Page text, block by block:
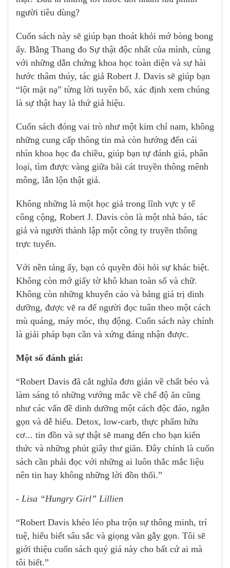
người tiêu dùng?
Cuốn sách này sẽ giúp bạn thoát khỏi mớ bòng bong
ấy. Bằng Thang đo Sự thật độc nhất của mình, cùng
với những dẫn chứng khoa học toàn diện và sự hài
hước thâm thúy, tác giả Robert J. Davis sẽ giúp bạn
“lột mặt nạ” từng lời tuyên bố, xác định xem chúng
là sự thật hay là thứ giả hiệu.
Cuốn sách đóng vai trò như một kim chỉ nam, không
những cung cấp thông tin mà còn hướng đến cái
nhìn khoa học đa chiều, giúp bạn tự đánh giá, phân
loại, tìm được vàng giữa bãi cát truyền thông mênh
mông, lẫn lộn thật giả.
Không những là một học giả trong lĩnh vực y tế
công cộng, Robert J. Davis còn là một nhà báo, tác
giả và người thành lập một công ty truyền thông
trực tuyến.
Với nền tảng ấy, bạn có quyền đòi hỏi sự khác biệt.
Không còn mớ giấy tờ khô khan toàn số và chữ.
Không còn những khuyến cáo và bảng giá trị dinh
dưỡng, được vẽ ra để người đọc tuân theo một cách
mù quáng, máy móc, thụ động. Cuốn sách này chính
là giải pháp bạn cần và xứng đáng nhận được.
Một số đánh giá:
“Robert Davis đã cắt nghĩa đơn giản về chất béo và
làm sáng tỏ những vướng mắc về chế độ ăn cũng
như các vấn đề dinh dưỡng một cách độc đáo, ngắn
gọn và dễ hiểu. Detox, low-carb, thực phẩm hữu
cơ... tin đồn và sự thật sẽ mang đến cho bạn kiến
thức và những phút giây thư giãn. Đây chính là cuốn
sách cần phải đọc với những ai luôn thắc mắc liệu
nên tin hay không những lời đồn thổi.”
- Lisa “Hungry Girl” Lillien
“Robert Davis khéo léo pha trộn sự thông minh, trí
tuệ, hiểu biết sâu sắc và giọng văn gẫy gọn. Tôi sẽ
giới thiệu cuốn sách quý giá này cho bất cứ ai mà
tôi biết.”